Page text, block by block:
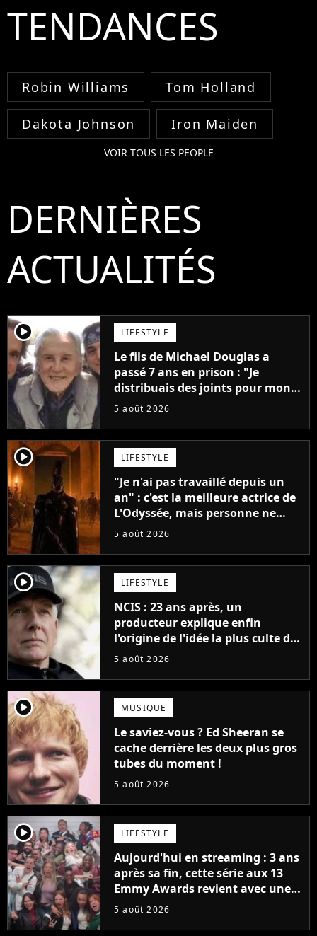
TENDANCES
Robin Williams Tom Holland
Dakota Johnson Iron Maiden
VOIR TOUS LES PEOPLE
DERNIÈRES
ACTUALITÉS
player2 LIFESTYLE
Le fils de Michael Douglas a
passé 7 ans en prison : "Je
distribuais des joints pour mon
père"
5 août 2026
player2 LIFESTYLE
"Je n'ai pas travaillé depuis un
an" : c'est la meilleure actrice de
L'Odyssée, mais personne ne
veut lui donner de rôle au
5 août 2026
player2 LIFESTYLE
NCIS : 23 ans après, un
producteur explique enfin
l'origine de l'idée la plus culte de
la série (et on ne parle pas du
5 août 2026
player2 MUSIQUE
Le saviez-vous ? Ed Sheeran se
cache derrière les deux plus gros
tubes du moment !
5 août 2026
player2 LIFESTYLE
Aujourd'hui en streaming : 3 ans
après sa fin, cette série aux 13
Emmy Awards revient avec une
suite... totalement différente
5 août 2026